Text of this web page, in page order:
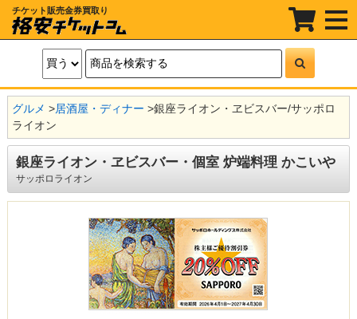
チケット販売金券買取り
t
o
g
n
a
a
n
グルメ >居酒屋・ディナー >銀座ライオン・ヱビスバー/サッポロ
ライオン
銀座ライオン・ヱビスバー・個室 炉端料理 かこいや
サッポロライオン